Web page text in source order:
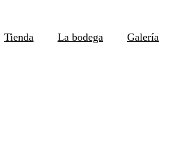
Tienda La bodega Galería